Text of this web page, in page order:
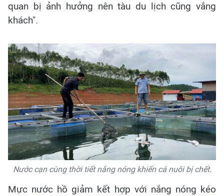
quan bị ảnh hưởng nên tàu du lịch cũng vắng
khách".
Nước cạn cùng thời tiết nắng nóng khiến cá nuôi bị chết.
Mực nước hồ giảm kết hợp với nắng nóng kéo